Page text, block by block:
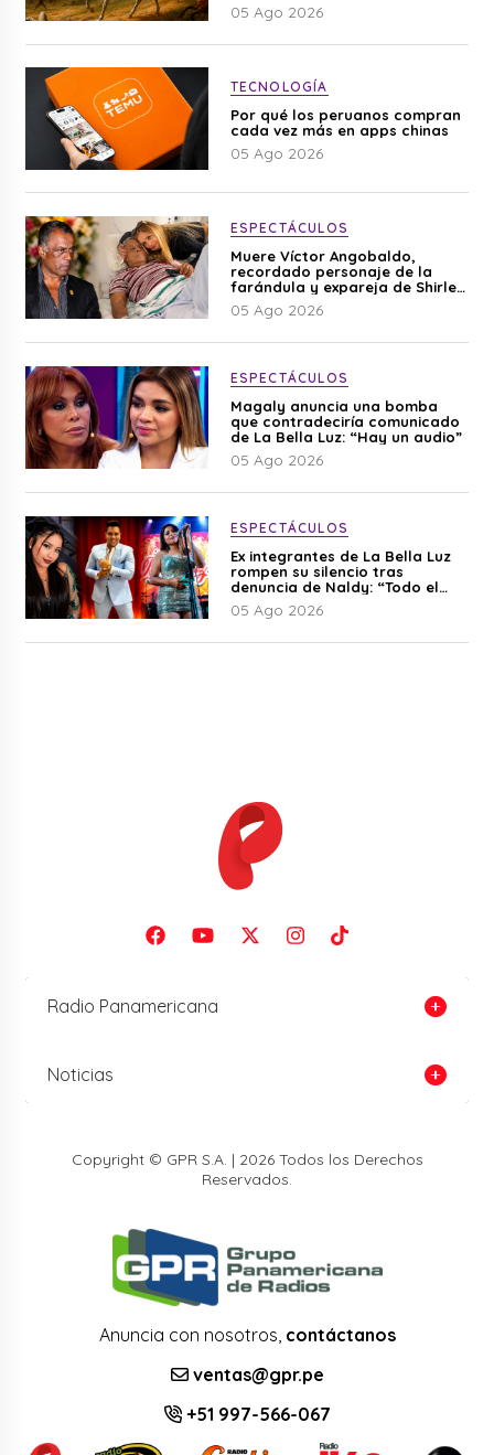
05 Ago 2026
TECNOLOGÍA
Por qué los peruanos compran
cada vez más en apps chinas
05 Ago 2026
ESPECTÁCULOS
Muere Víctor Angobaldo,
recordado personaje de la
farándula y expareja de Shirley
Cherres
05 Ago 2026
ESPECTÁCULOS
Magaly anuncia una bomba
que contradeciría comunicado
de La Bella Luz: “Hay un audio”
05 Ago 2026
ESPECTÁCULOS
Ex integrantes de La Bella Luz
rompen su silencio tras
denuncia de Naldy: “Todo el
mundo lo sabía”
05 Ago 2026
Radio Panamericana
Noticias
Copyright © GPR S.A. | 2026 Todos los Derechos
Reservados.
Anuncia con nosotros, contáctanos
ventas@gpr.pe
+51 997-566-067